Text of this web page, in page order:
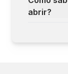
abrir?